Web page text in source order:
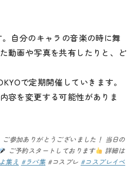
自分のキャラの音楽の時に舞
動画や写真を共有したりと、ど
で定期開催していきます。
容を変更する可能性がありま
参加ありがとうございました！ 当日の
ご予約スタートしております
詳細は
集え #ラパ集#コスプレ #コスプレイベ